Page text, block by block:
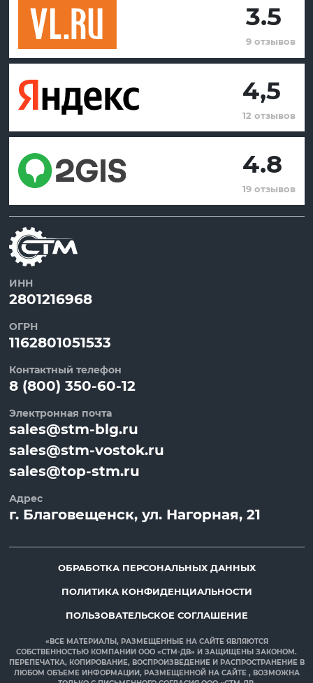
3.5
9 отзывов
4,5
12 отзывов
4.8
19 отзывов
ИНН
2801216968
ОГРН
1162801051533
Контактный телефон
8 (800) 350-60-12
Электронная почта
sales@stm-blg.ru
sales@stm-vostok.ru
sales@top-stm.ru
Адрес
г. Благовещенск, ул. Нагорная, 21
ОБРАБОТКА ПЕРСОНАЛЬНЫХ ДАННЫХ
ПОЛИТИКА КОНФИДЕНЦИАЛЬНОСТИ
ПОЛЬЗОВАТЕЛЬСКОЕ СОГЛАШЕНИЕ
«ВСЕ МАТЕРИАЛЫ, РАЗМЕЩЕННЫЕ НА САЙТЕ ЯВЛЯЮТСЯ
СОБСТВЕННОСТЬЮ КОМПАНИИ ООО «СТМ-ДВ» И ЗАЩИЩЕНЫ ЗАКОНОМ.
ПЕРЕПЕЧАТКА, КОПИРОВАНИЕ, ВОСПРОИЗВЕДЕНИЕ И РАСПРОСТРАНЕНИЕ В
ЛЮБОМ ОБЪЕМЕ ИНФОРМАЦИИ, РАЗМЕЩЕННОЙ НА САЙТЕ , ВОЗМОЖНА